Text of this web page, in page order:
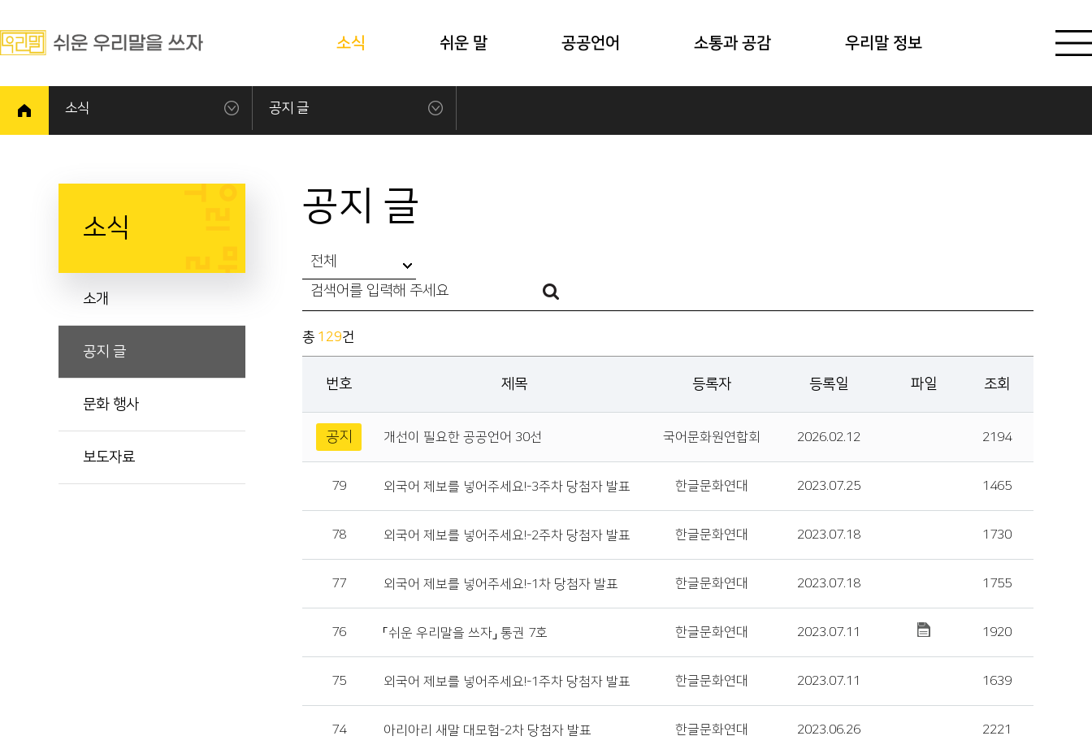
소식 쉬운 말 공공언어 소통과 공감 우리말 정보
소식 공지 글
소식
소개
공지 글
문화 행사
보도자료
공지 글
전체
총 129건
번호 제목 등록자 등록일 파일 조회
공지 개선이 필요한 공공언어 30선 국어문화원연합회 2026.02.12 2194
79 외국어 제보를 넣어주세요!-3주차 당첨자 발표 한글문화연대 2023.07.25 1465
78 외국어 제보를 넣어주세요!-2주차 당첨자 발표 한글문화연대 2023.07.18 1730
77 외국어 제보를 넣어주세요!-1차 당첨자 발표 한글문화연대 2023.07.18 1755
76 「쉬운 우리말을 쓰자」 통권 7호 한글문화연대 2023.07.11 1920
75 외국어 제보를 넣어주세요!-1주차 당첨자 발표 한글문화연대 2023.07.11 1639
74 아리아리 새말 대모험-2차 당첨자 발표 한글문화연대 2023.06.26 2221